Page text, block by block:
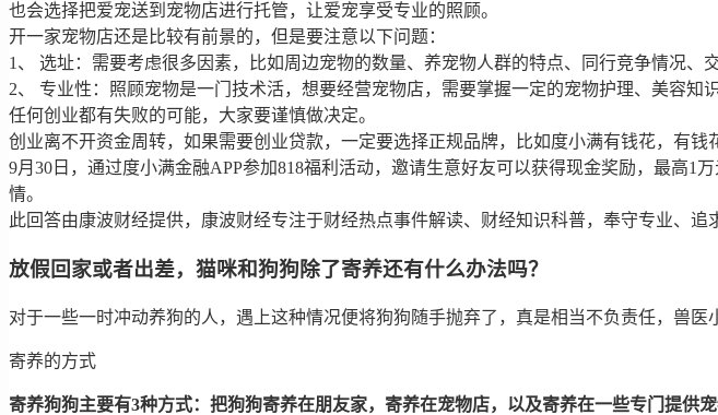
也会选择把爱宠送到宠物店进行托管，让爱宠享受专业的照顾。
开一家宠物店还是比较有前景的，但是要注意以下问题：
1、 选址：需要考虑很多因素，比如周边宠物的数量、养宠物人群的特点、同行竞争情况、
2、 专业性：照顾宠物是一门技术活，想要经营宠物店，需要掌握一定的宠物护理、美容知识
任何创业都有失败的可能，大家要谨慎做决定。
创业离不开资金周转，如果需要创业贷款，一定要选择正规品牌，比如度小满有钱花，有
9月30日，通过度小满金融APP参加818福利活动，邀请生意好友可以获得现金奖励，最高
情。
此回答由康波财经提供，康波财经专注于财经热点事件解读、财经知识科普，奉守专业、
放假回家或者出差，猫咪和狗狗除了寄养还有什么办法吗？
对于一些一时冲动养狗的人，遇上这种情况便将狗狗随手抛弃了，真是相当不负责任，兽医
寄养的方式
寄养狗狗主要有3种方式：把狗狗寄养在朋友家，寄养在宠物店，以及寄养在一些专门提供宠